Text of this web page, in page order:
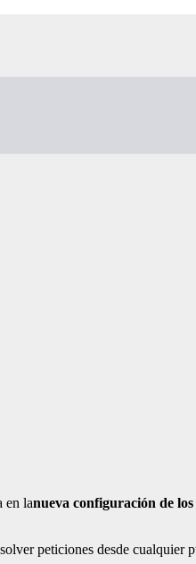
en lanueva configuración de
peticiones desde cualquier